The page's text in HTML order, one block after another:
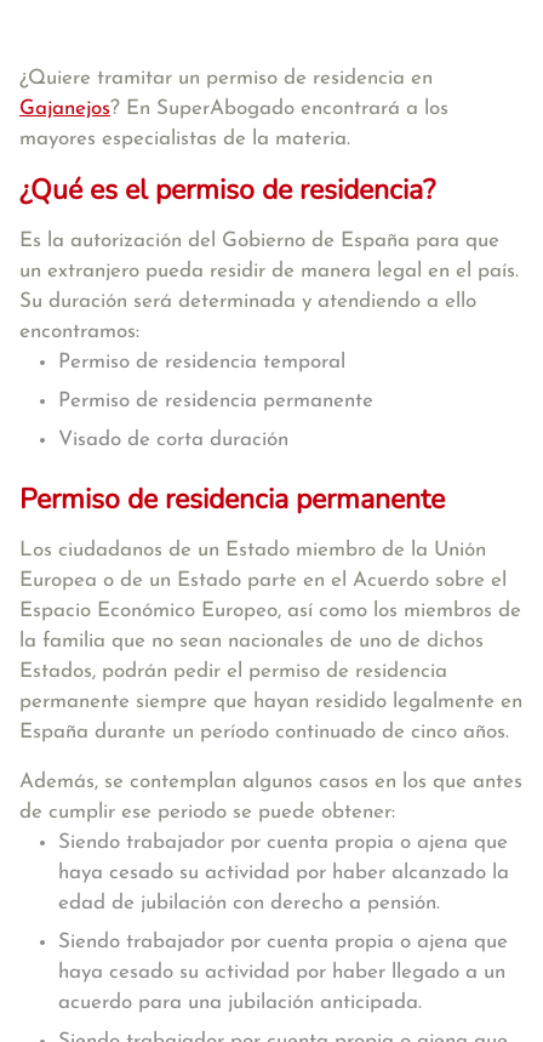
¿Quiere tramitar un permiso de residencia en
Gajanejos? En SuperAbogado encontrará a los
mayores especialistas de la materia.
¿Qué es el permiso de residencia?
Es la autorización del Gobierno de España para que
un extranjero pueda residir de manera legal en el país.
Su duración será determinada y atendiendo a ello
encontramos:
Permiso de residencia temporal
Permiso de residencia permanente
Visado de corta duración
Permiso de residencia permanente
Los ciudadanos de un Estado miembro de la Unión
Europea o de un Estado parte en el Acuerdo sobre el
Espacio Económico Europeo, así como los miembros de
la familia que no sean nacionales de uno de dichos
Estados, podrán pedir el permiso de residencia
permanente siempre que hayan residido legalmente en
España durante un período continuado de cinco años.
Además, se contemplan algunos casos en los que antes
de cumplir ese periodo se puede obtener:
Siendo trabajador por cuenta propia o ajena que
haya cesado su actividad por haber alcanzado la
edad de jubilación con derecho a pensión.
Siendo trabajador por cuenta propia o ajena que
haya cesado su actividad por haber llegado a un
acuerdo para una jubilación anticipada.